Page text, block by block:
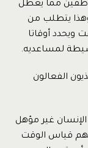
مما يعطل
يتطلب من
ويحدد أوقاتا
لمساعديه.
الفعالون
غير مؤهل
قياس الوقت